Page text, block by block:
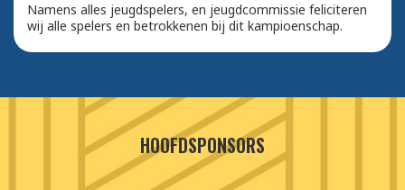
Namens alles jeugdspelers, en jeugdcommissie feliciteren
wij alle spelers en betrokkenen bij dit kampioenschap.
HOOFDSPONSORS